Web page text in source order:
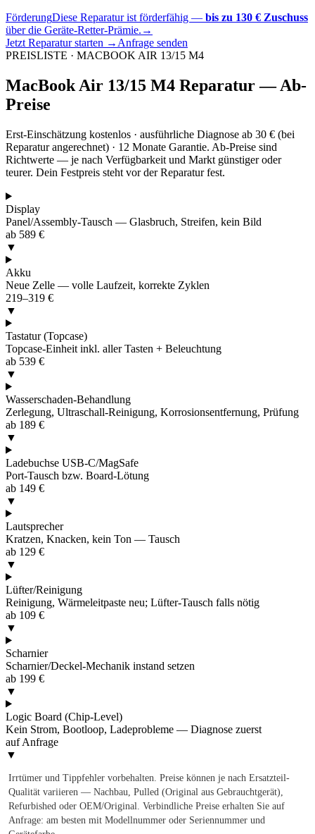
FörderungDiese Reparatur ist förderfähig — bis zu 130 € Zuschuss
über die Geräte-Retter-Prämie. →
Jetzt Reparatur starten → Anfrage senden
PREISLISTE · MACBOOK AIR 13/15 M4
MacBook Air 13/15 M4 Reparatur — Ab-
Preise
Erst-Einschätzung kostenlos · ausführliche Diagnose ab 30 € (bei
Reparatur angerechnet) · 12 Monate Garantie. Ab-Preise sind
Richtwerte — je nach Verfügbarkeit und Markt günstiger oder
teurer. Dein Festpreis steht vor der Reparatur fest.
Display
Panel/Assembly-Tausch — Glasbruch, Streifen, kein Bild
ab 589 €
▼
Akku
Neue Zelle — volle Laufzeit, korrekte Zyklen
219–319 €
▼
Tastatur (Topcase)
Topcase-Einheit inkl. aller Tasten + Beleuchtung
ab 539 €
▼
Wasserschaden-Behandlung
Zerlegung, Ultraschall-Reinigung, Korrosionsentfernung, Prüfung
ab 189 €
▼
Ladebuchse USB-C/MagSafe
Port-Tausch bzw. Board-Lötung
ab 149 €
▼
Lautsprecher
Kratzen, Knacken, kein Ton — Tausch
ab 129 €
▼
Lüfter/Reinigung
Reinigung, Wärmeleitpaste neu; Lüfter-Tausch falls nötig
ab 109 €
▼
Scharnier
Scharnier/Deckel-Mechanik instand setzen
ab 199 €
▼
Logic Board (Chip-Level)
Kein Strom, Bootloop, Ladeprobleme — Diagnose zuerst
auf Anfrage
▼
Irrtümer und Tippfehler vorbehalten. Preise können je nach Ersatzteil-
Qualität variieren — Nachbau, Pulled (Original aus Gebrauchtgerät),
Refurbished oder OEM/Original. Verbindliche Preise erhalten Sie auf
Anfrage: am besten mit Modellnummer oder Seriennummer und